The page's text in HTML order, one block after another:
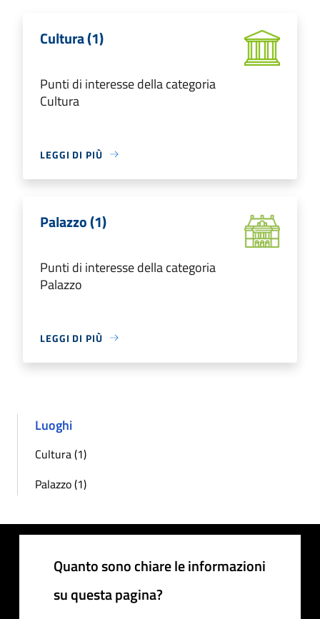
Cultura (1)
Punti di interesse della categoria
Cultura
LEGGI DI PIÙ
Palazzo (1)
Punti di interesse della categoria
Palazzo
LEGGI DI PIÙ
Luoghi
Cultura (1)
Palazzo (1)
Quanto sono chiare le informazioni
su questa pagina?